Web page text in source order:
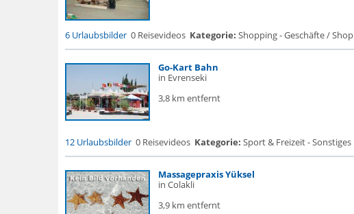
6 Urlaubsbilder 0 Reisevideos Kategorie: Shopping - Geschäfte / Shop
Go-Kart Bahn
in Evrenseki
3,8 km entfernt
12 Urlaubsbilder 0 Reisevideos Kategorie: Sport & Freizeit - Sonstiges
Massagepraxis Yüksel
in Colakli
3,9 km entfernt